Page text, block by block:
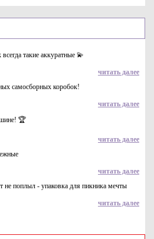
имеет небольшие габариты,
обеспечивает свободу
простоте использования, с
даже
персонал.
такие аккуратные 💫
читать далее
самосборных коробок!
читать далее
🏆
читать далее
читать далее
не поплыл - упаковка для пикника мечты
читать далее